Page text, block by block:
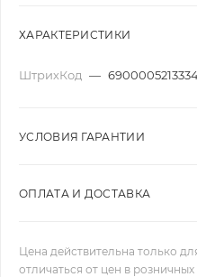
ХАРАКТЕРИСТИКИ
ШтрихКод —
УСЛОВИЯ ГАРАНТИИ
ОПЛАТА И ДОСТАВКА
Цена действительна только
отличаться от цен в розничных